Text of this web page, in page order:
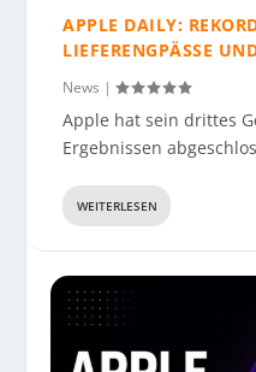
APPLE DAILY:
LIEFERENGPÄSSE
News |
Apple hat sein drittes
Ergebnissen
WEITERLESEN